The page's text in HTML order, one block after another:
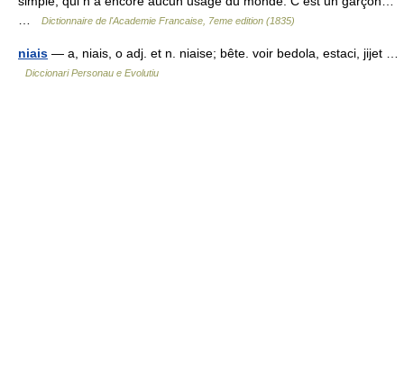
Dictionnaire de l'Academie Francaise, 7eme edition (1835)
niais — a, niais, o adj. et n. niaise; bête. voir bedola, estaci, jijet …
Diccionari Personau e Evolutiu